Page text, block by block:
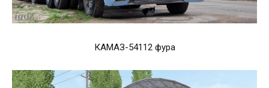
КАМАЗ-54112 фура